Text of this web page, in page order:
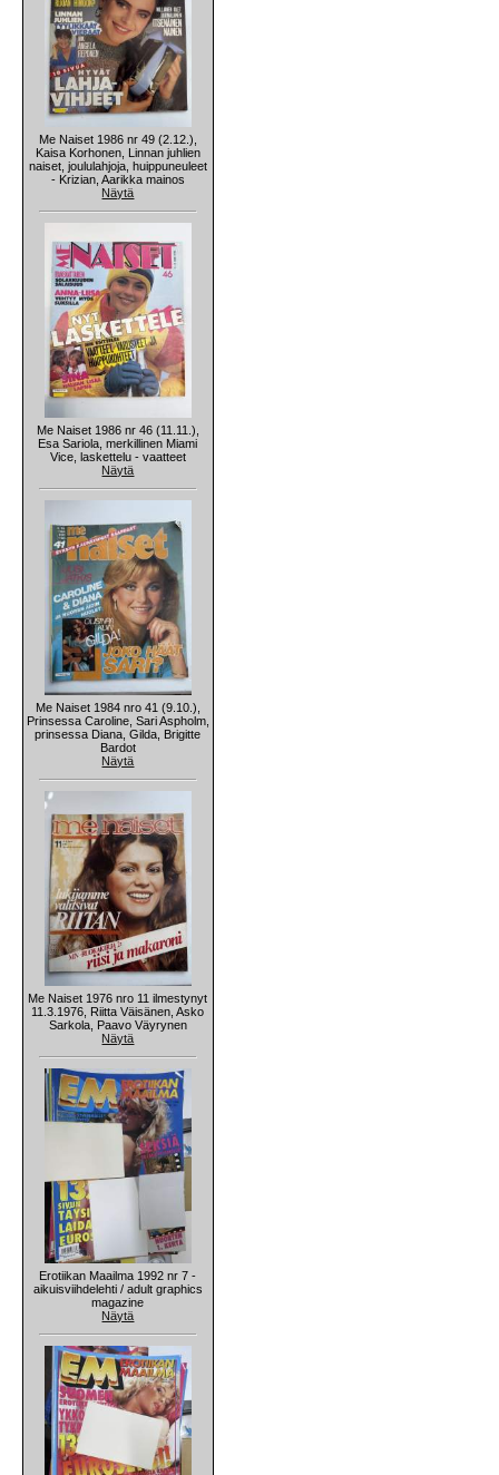
Me Naiset 1986 nr 49 (2.12.),
Kaisa Korhonen, Linnan juhlien
naiset, joululahjoja, huippuneuleet
- Krizian, Aarikka mainos
Näytä
Me Naiset 1986 nr 46 (11.11.),
Esa Sariola, merkillinen Miami
Vice, laskettelu - vaatteet
Näytä
Me Naiset 1984 nro 41 (9.10.),
Prinsessa Caroline, Sari Aspholm,
prinsessa Diana, Gilda, Brigitte
Bardot
Näytä
Me Naiset 1976 nro 11 ilmestynyt
11.3.1976, Riitta Väisänen, Asko
Sarkola, Paavo Väyrynen
Näytä
Erotiikan Maailma 1992 nr 7 -
aikuisviihdelehti / adult graphics
magazine
Näytä